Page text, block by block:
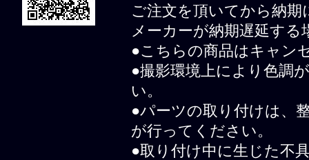
ご注文を頂いてから納
メーカーが納期遅延す
●こちらの商品はキャン
●撮影環境上により色調
い。
●パーツの取り付けは、
が行ってください。
●取り付け中に生じた不